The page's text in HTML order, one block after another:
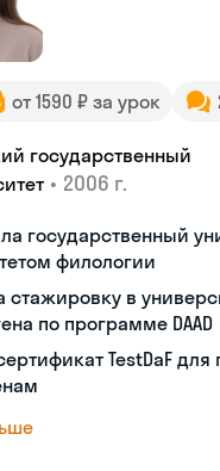
от 1590 ₽ за урок
государственный
• 2006 г.
государственный
филологии
стажировку в
по программе DAAD
TestDaF для